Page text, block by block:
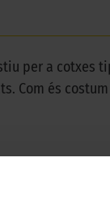
per a
Com és